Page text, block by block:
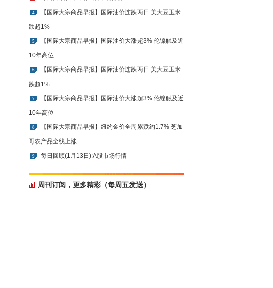
4 【国际大宗商品早报】国际油价连跌两日 美大豆玉米
跌超1%
5 【国际大宗商品早报】国际油价大涨超3% 伦镍触及近
10年高位
6 【国际大宗商品早报】国际油价连跌两日 美大豆玉米
跌超1%
7 【国际大宗商品早报】国际油价大涨超3% 伦镍触及近
10年高位
8 【国际大宗商品早报】纽约金价全周累跌约1.7% 芝加
哥农产品全线上涨
9 每日回顾(1月13日):A股市场行情
周刊订阅，更多精彩（每周五发送）